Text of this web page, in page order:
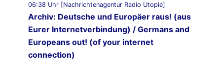
06:38 Uhr [Nachrichtenagentur Radio Utopie]
Archiv: Deutsche und Europäer raus! (aus
Eurer Internetverbindung) / Germans and
Europeans out! (of your internet
connection)